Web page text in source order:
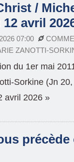
/
avril
07:00
ZANOTTI-
du 1er mai
Sorkine (Jn
avril 2026 »
précède